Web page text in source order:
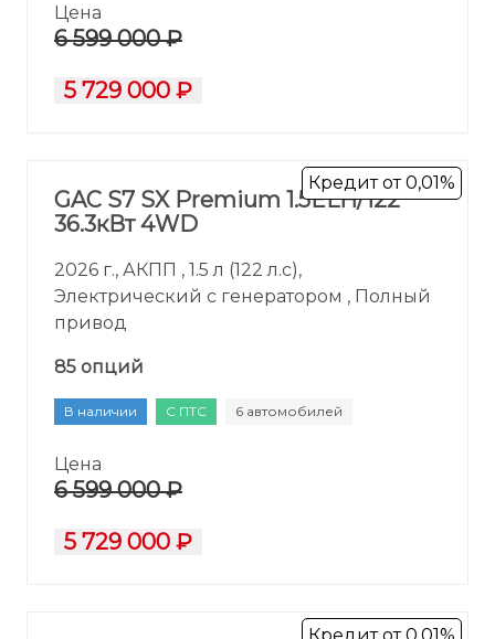
Цена
6 599 000 ₽
5 729 000 ₽
Кредит от 0,01%
GAC S7 SX Premium 1.5ELH/122
36.3кВт 4WD
2026 г., АКПП , 1.5 л (122 л.с),
Электрический с генератором , Полный
привод
85 опций
В наличии С ПТС 6 автомобилей
Цена
6 599 000 ₽
5 729 000 ₽
Кредит от 0,01%